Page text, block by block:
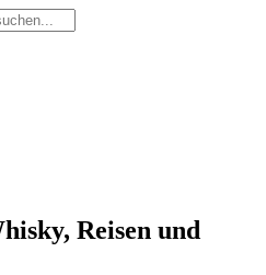
Reisen und